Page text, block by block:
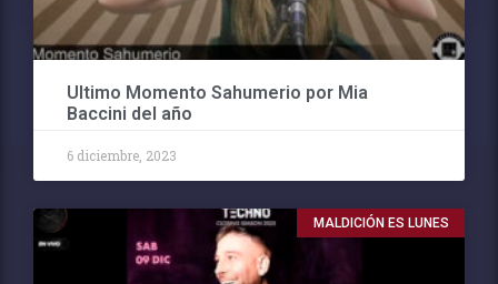
Ultimo Momento Sahumerio por Mia
Baccini del año
6 diciembre, 2023
MALDICIÓN ES LUNES